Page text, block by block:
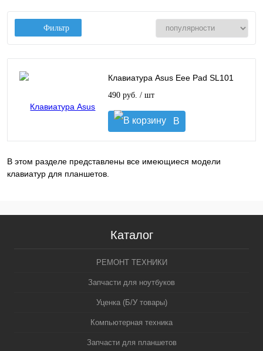
Фильтр
Клавиатура Asus Eee Pad SL101
490 руб. / шт
В
корзину
В этом разделе представлены все имеющиеся модели
клавиатур для планшетов.
Каталог
РЕМОНТ ТЕХНИКИ
Запчасти для ноутбуков
Уценка (Б/У товары)
Компьютерная техника
Запчасти для планшетов